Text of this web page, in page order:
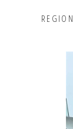
REGION